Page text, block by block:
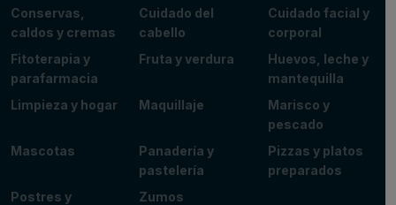
Conservas,
caldos y cremas
Cuidado del
cabello
Cuidado facial y
corporal
Fitoterapia y
parafarmacia
Fruta y verdura
Huevos, leche y
mantequilla
Limpieza y hogar
Maquillaje
Marisco y
pescado
Mascotas
Panadería y
pastelería
Pizzas y platos
preparados
Postres y
Zumos